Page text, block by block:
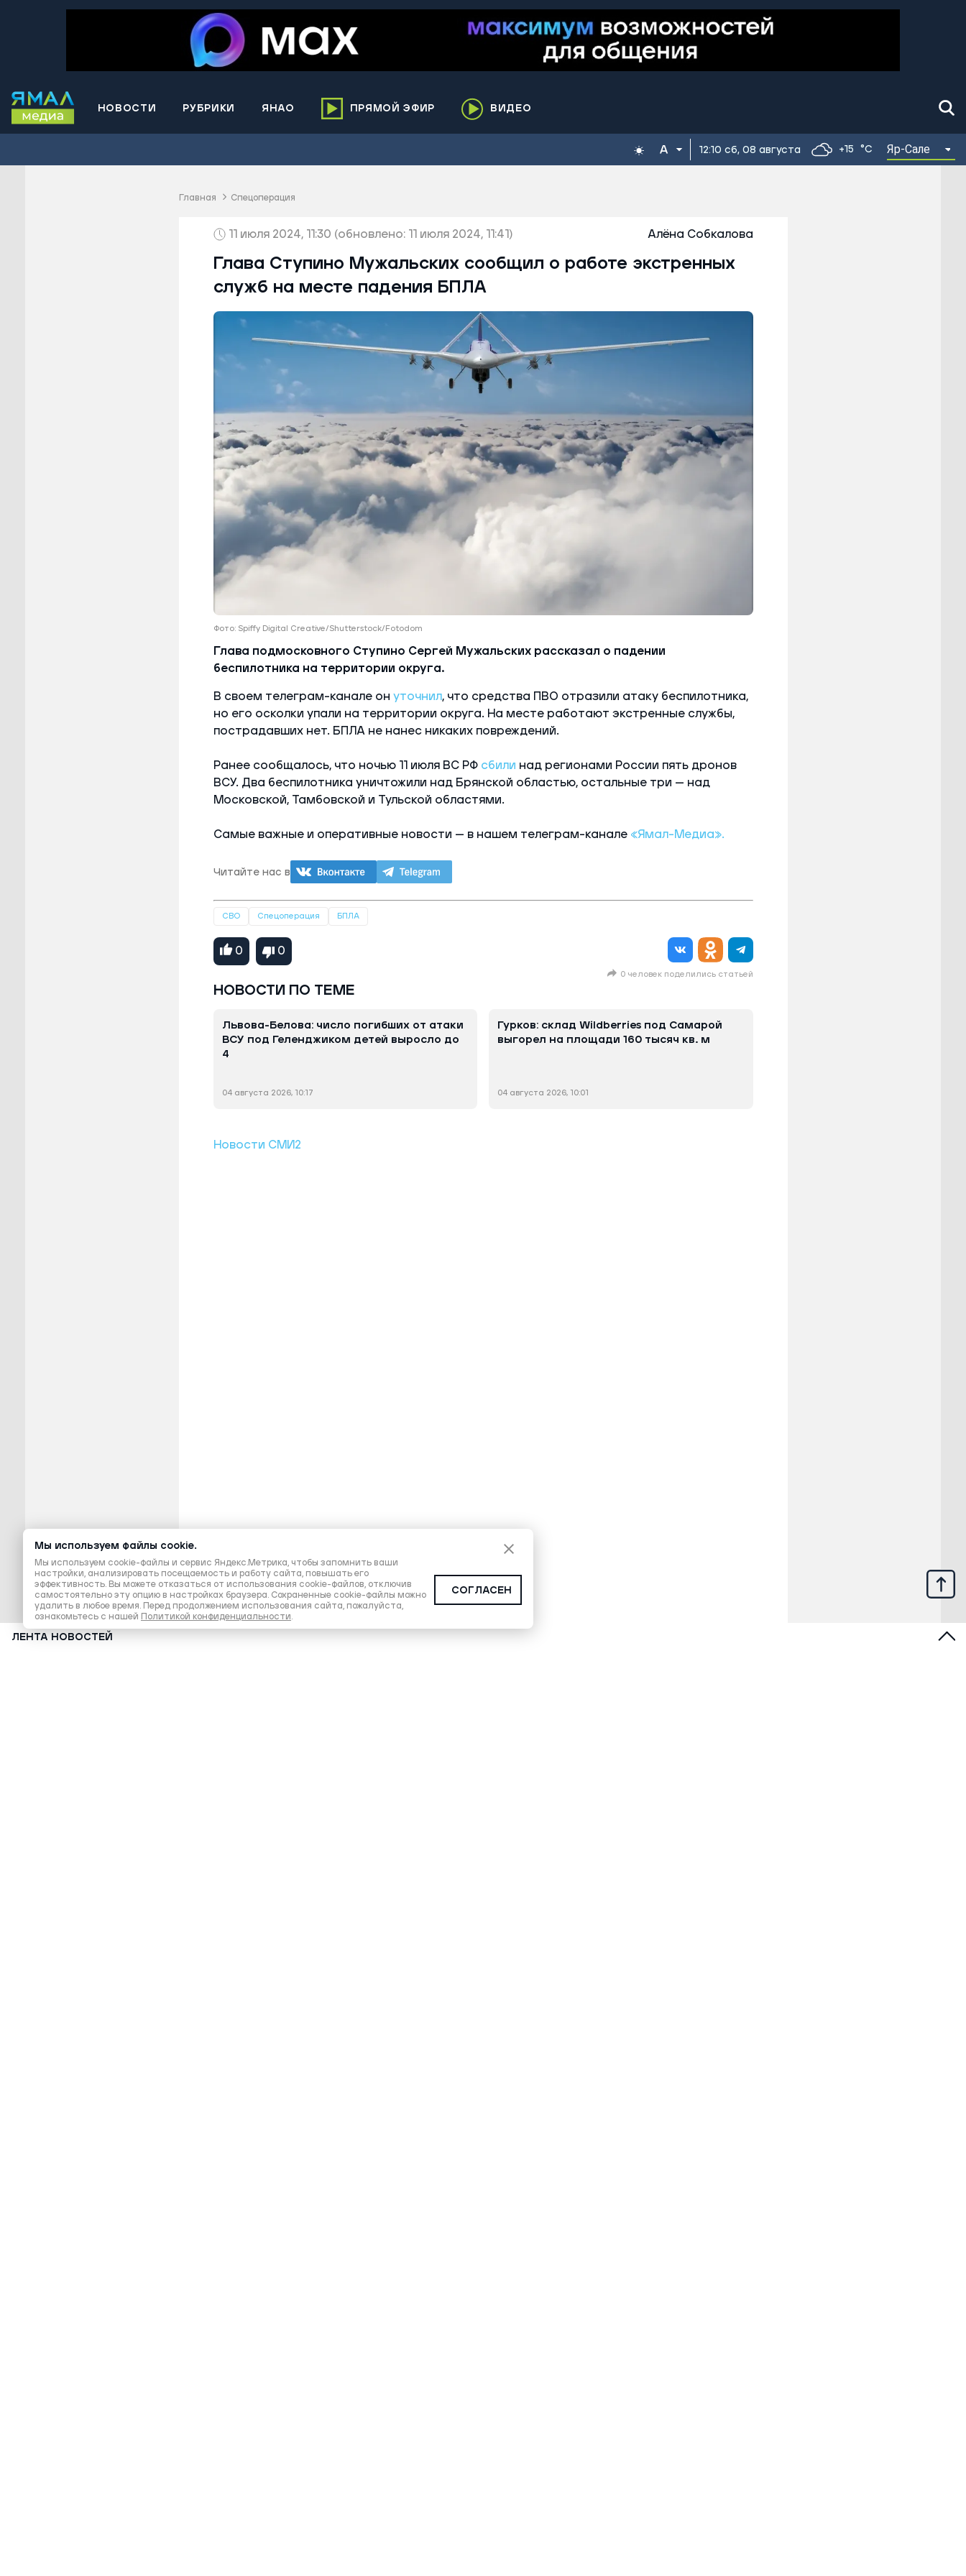
НОВОСТИ РУБРИКИ ЯНАО
район
Муравленко
Новый Уренгой
Приуральский район
Пуровский район
Тарко-Сале
Тазовский район
Шурышкарский район
Ямальский район
ПРЯМОЙ ЭФИР ВИДЕО
12:10 сб, 08 августа +15 °C Яр-Сале
Главная Спецоперация
11 июля 2024, 11:30 (обновлено: 11 июля 2024, 11:41) Алёна Собкалова
Глава Ступино Мужальских сообщил о работе экстренных
служб на месте падения БПЛА
Фото: Spiffy Digital Creative/Shutterstock/Fotodom
Глава подмосковного Ступино Сергей Мужальских рассказал о падении
беспилотника на территории округа.
В своем телеграм-канале он уточнил, что средства ПВО отразили атаку беспилотника,
но его осколки упали на территории округа. На месте работают экстренные службы,
пострадавших нет. БПЛА не нанес никаких повреждений.
Ранее сообщалось, что ночью 11 июля ВС РФ сбили над регионами России пять дронов
ВСУ. Два беспилотника уничтожили над Брянской областью, остальные три — над
Московской, Тамбовской и Тульской областями.
Самые важные и оперативные новости — в нашем телеграм-канале «Ямал-Медиа».
Читайте нас в
СВО Спецоперация БПЛА
0 0
0 человек поделились статьей
НОВОСТИ ПО ТЕМЕ
Львова-Белова: число погибших от атаки
ВСУ под Геленджиком детей выросло до
4
04 августа 2026, 10:17
Гурков: склад Wildberries под Самарой
выгорел на площади 160 тысяч кв. м
04 августа 2026, 10:01
Новости СМИ2
ЛЕНТА НОВОСТЕЙ
Мы используем файлы cookie.
Мы используем cookie-файлы и сервис Яндекс.Метрика, чтобы запомнить ваши
настройки, анализировать посещаемость и работу сайта, повышать его
эффективность. Вы можете отказаться от использования cookie-файлов, отключив
самостоятельно эту опцию в настройках браузера. Сохраненные cookie-файлы можно
удалить в любое время. Перед продолжением использования сайта, пожалуйста,
ознакомьтесь с нашей Политикой конфиденциальности.
СОГЛАСЕН